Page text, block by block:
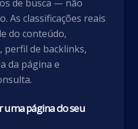
de busca — não
As classificações reais
do conteúdo,
perfil de backlinks,
da página e
uma página do seu